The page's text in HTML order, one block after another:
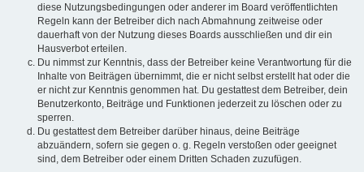
diese Nutzungsbedingungen oder anderer im Board veröffentlichten
Regeln kann der Betreiber dich nach Abmahnung zeitweise oder
dauerhaft von der Nutzung dieses Boards ausschließen und dir ein
Hausverbot erteilen.
Du nimmst zur Kenntnis, dass der Betreiber keine Verantwortung für die
Inhalte von Beiträgen übernimmt, die er nicht selbst erstellt hat oder die
er nicht zur Kenntnis genommen hat. Du gestattest dem Betreiber, dein
Benutzerkonto, Beiträge und Funktionen jederzeit zu löschen oder zu
sperren.
Du gestattest dem Betreiber darüber hinaus, deine Beiträge
abzuändern, sofern sie gegen o. g. Regeln verstoßen oder geeignet
sind, dem Betreiber oder einem Dritten Schaden zuzufügen.